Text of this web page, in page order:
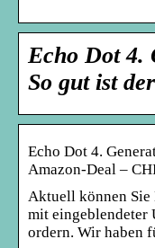
Echo Dot 4.
So gut ist
Echo Dot 4.
Amazon-Deal –
Aktuell können Sie
mit eingeblendeter
ordern. Wir haben